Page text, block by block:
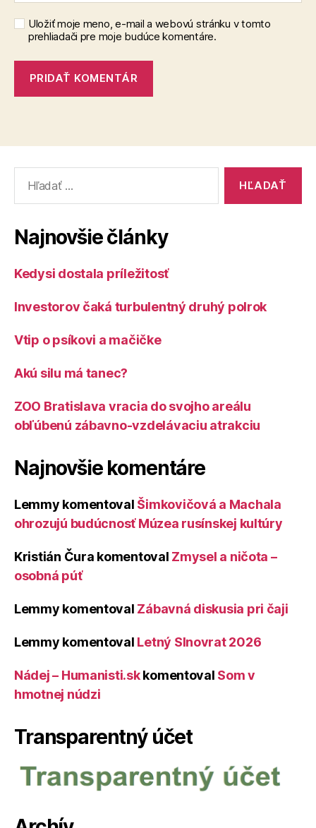
Uložiť moje meno, e-mail a webovú stránku v tomto
prehliadači pre moje budúce komentáre.
Najnovšie články
Kedysi dostala príležitosť
Investorov čaká turbulentný druhý polrok
Vtip o psíkovi a mačičke
Akú silu má tanec?
ZOO Bratislava vracia do svojho areálu
obľúbenú zábavno-vzdelávaciu atrakciu
Najnovšie komentáre
Lemmy komentoval Šimkovičová a Machala
ohrozujú budúcnosť Múzea rusínskej kultúry
Kristián Čura komentoval Zmysel a ničota –
osobná púť
Lemmy komentoval Zábavná diskusia pri čaji
Lemmy komentoval Letný Slnovrat 2026
Nádej – Humanisti.skkomentoval Som v
hmotnej núdzi
Transparentný účet